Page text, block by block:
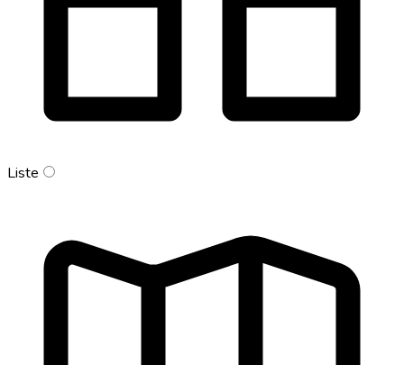
Liste